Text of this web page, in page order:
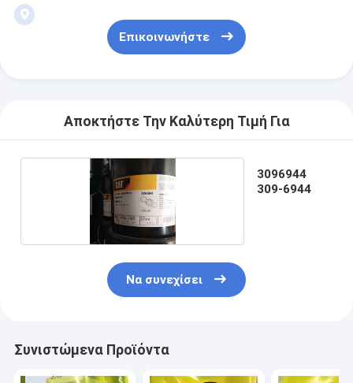
Επικοινωνήστε
Αποκτήστε Την Καλύτερη Τιμή Για
3096944
309-6944
Να συνεχίσει
Συνιστώμενα Προϊόντα